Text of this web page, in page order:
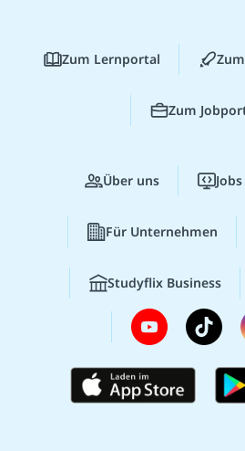
Zum Lernportal
Zum
Über uns
Für Unternehmen
Studyflix Business